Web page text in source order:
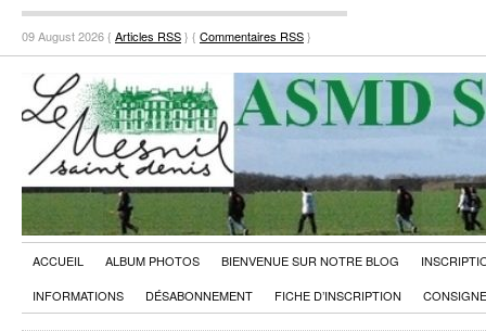
09 August 2026 { Articles RSS} { Commentaires RSS}
ACCUEIL ALBUM PHOTOS BIENVENUE SUR NOTRE BLOG
INFORMATIONS
DÉSABONNEMENT FICHE D’INSCRIPTION